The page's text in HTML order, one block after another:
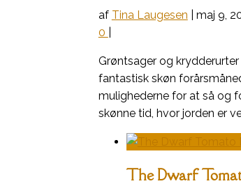
af Tina Laugesen maj 9,
0
Grøntsager og
fantastisk skøn
mulighederne for at så og
skønne tid, hvor jorden er
The Dwarf